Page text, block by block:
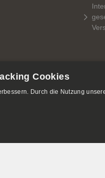
Cookies
Durch die Nutzung